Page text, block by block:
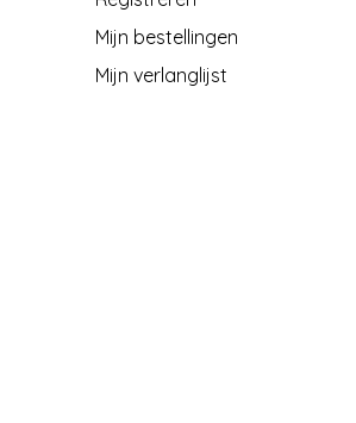
Mijn bestellingen
Mijn verlanglijst